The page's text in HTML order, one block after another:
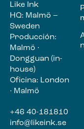
Like Ink
HQ: Malmö –
Sweden
Producción:
Malmö ·
Dongguan (in-
house)
Oficina: London
· Malmö
+46 40-181810
info@likeink.se